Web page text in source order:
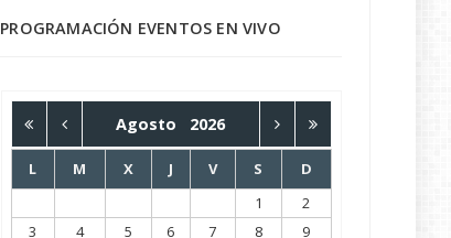
PROGRAMACIÓN EVENTOS EN VIVO
Agosto 2026
L M X J V S
D
1
2
3
4 5 6 7 8
9